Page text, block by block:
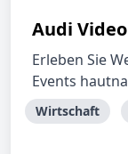
Audi
Erleben Sie
Events
Wirtschaft